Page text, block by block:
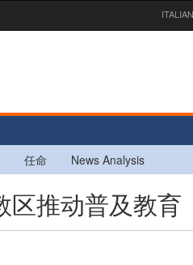
任命 News Analysis
区推动普及教育